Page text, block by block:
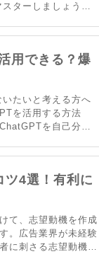
ターしましょう。
プトを紹介します。
用できる？爆
たいと考える方へ
を活用する方法
を自己分析
ツ4選！有利に
て、志望動機を作成
。広告業界が未経験
に刺さる志望動機を